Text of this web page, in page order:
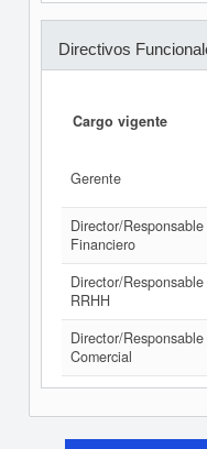
Directivos
Cargo vigente
Gerente
Director/Responsable
Financiero
Director/Responsable
RRHH
Director/Responsable
Comercial